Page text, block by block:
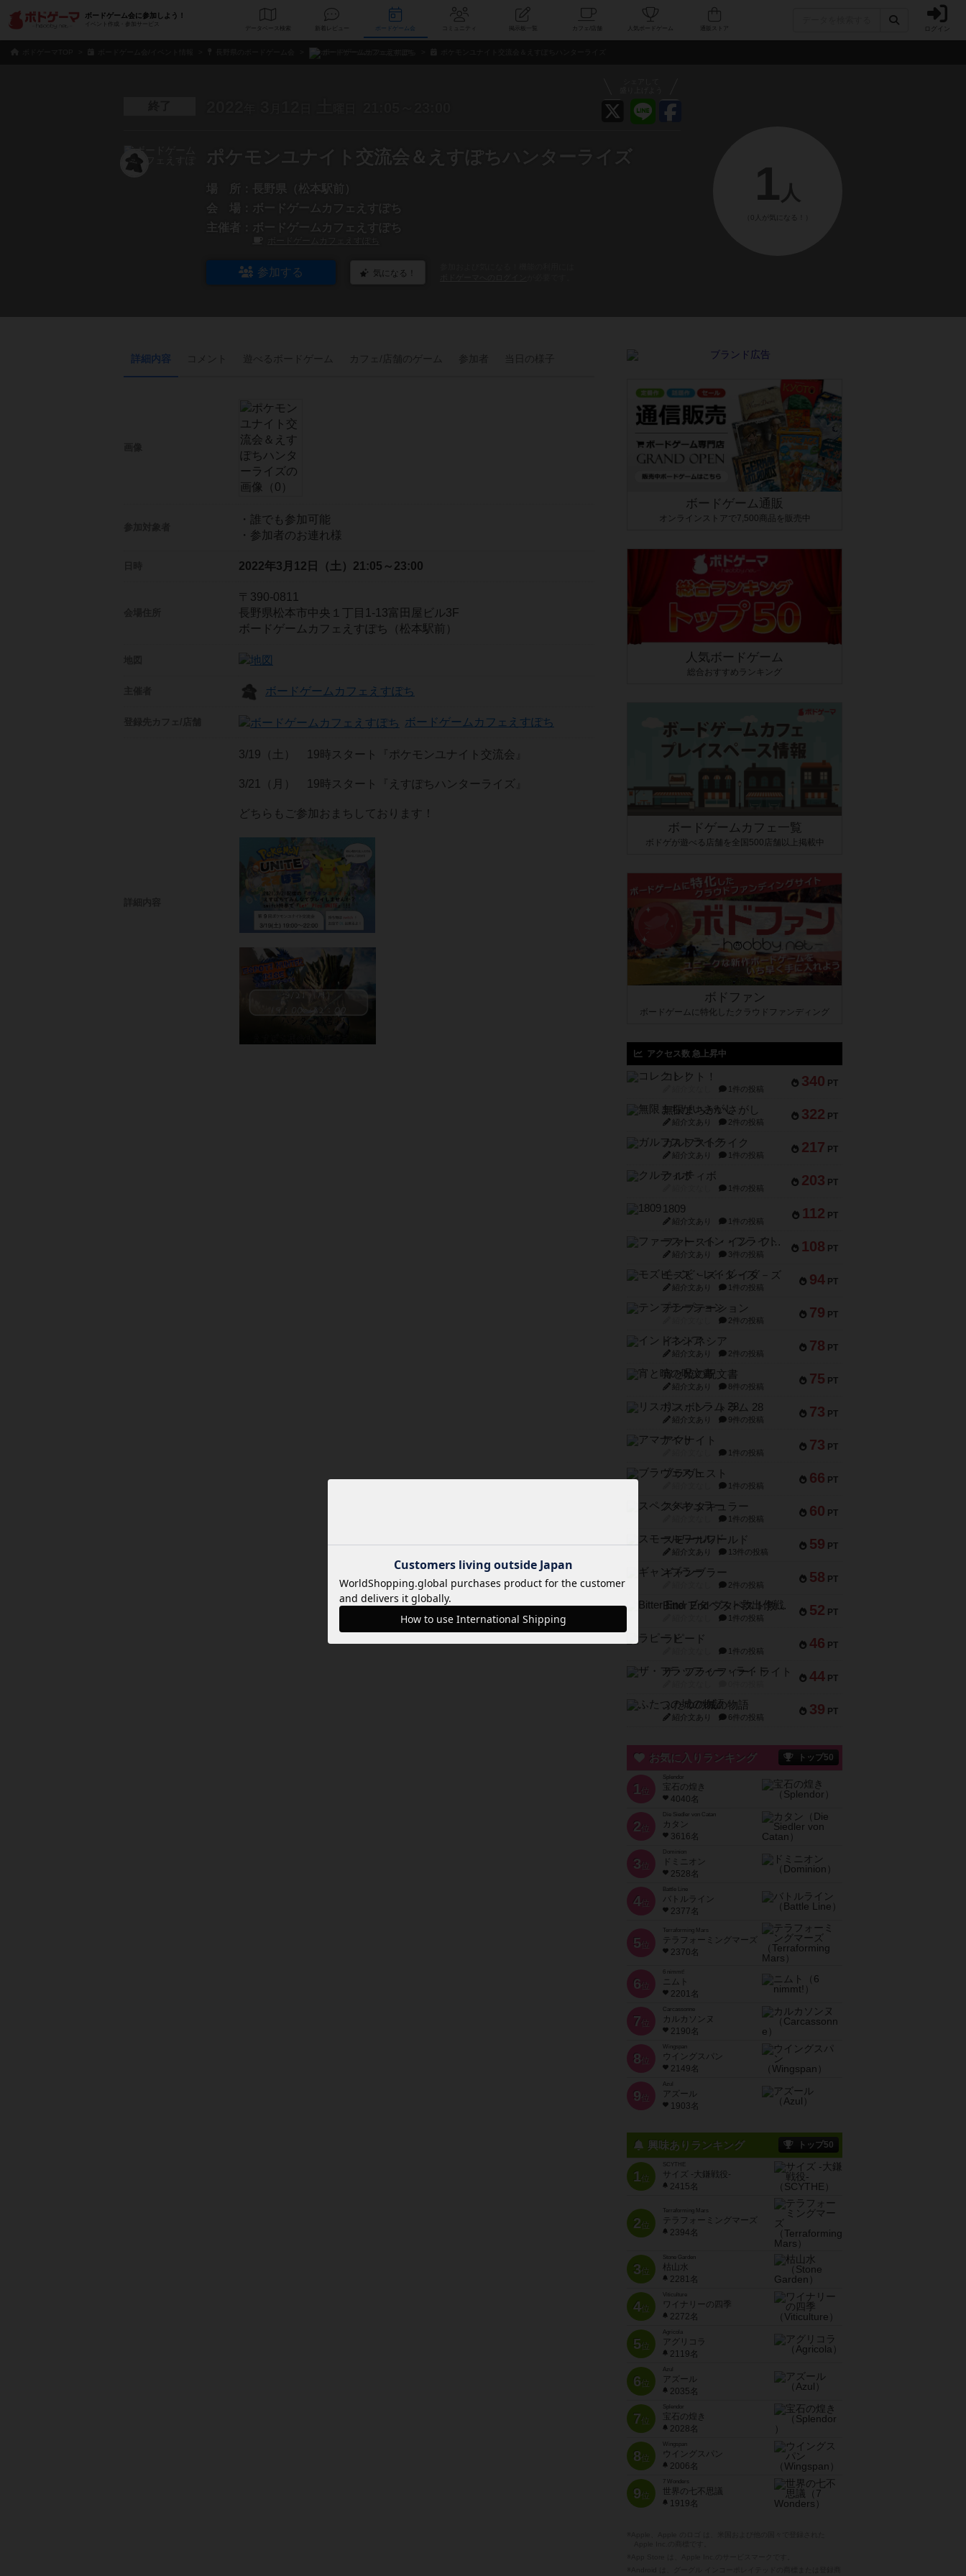
ボードゲーム会に参加しよう！
イベント作成・参加サービス
データベース 新着レビュー コミュニティ 人気ボードゲーム ログイン
ポケモンユナイト交流会＆えすぽちハンターライズ
場 所：
長野県（松本駅前）
会 場：
ボードゲームカフェえすぽち
主催者：
ボードゲームカフェえすぽち
参加する 気になる！
1 人
（0人が気になる！）
詳細内容 コメント 遊べる ボード ゲーム カフェ/ 店舗の ゲーム 参加者 当日の 様子
・誰でも参加可能
・参加者のお連れ様
2022年3月12日（土） 21:05～23:00
〒390-0811
長野県松本市中央１丁目1-13富田屋ビル3F
ボードゲームカフェえすぽち（松本駅前）
ボードゲームカフェえすぽち
ボードゲームカフェえすぽち
3/19（土） 19時スタート『ポケモンユナイト交流会』
3/21（月） 19時スタート『えすぽちハンターライズ』
どちらもご参加おまちしております！
ボードゲーム通販
オンラインストアで7,500商品を販売中
人気ボードゲーム
総合おすすめランキング
ボードゲームカフェ一覧
ボドゲが遊べる店舗を全国500店舗以上掲載中
ボドファン
ボードゲームに特化したクラウドファンディング
アクセス数 急上昇中
340 PT
コレクト！
1件の投稿
322 PT
無限まちがいさがし
紹介文あり 2件の投稿
217 PT
ガルフストライク
紹介文あり 1件の投稿
203 PT
クルティボ
1件の投稿
112 PT
1809
紹介文あり 1件の投稿
108 PT
ファースト・イン・フライト
紹介文あり 3件の投稿
94 PT
モズビ－ズ・レイダ－ズ
紹介文あり 1件の投稿
79 PT
テンプテーション
2件の投稿
78 PT
インドネシア
紹介文あり 2件の投稿
75 PT
宵と暁の呪文書
紹介文あり 8件の投稿
73 PT
リスボン・トラム 28
紹介文あり 9件の投稿
73 PT
アマナイト
1件の投稿
66 PT
ブラヴェスト
1件の投稿
60 PT
スペクタキュラー
1件の投稿
59 PT
スモールワールド
紹介文あり 13件の投稿
58 PT
ギャンブラー
2件の投稿
52 PT
Bitter End ブタペスト救出作戦
1件の投稿
46 PT
ラピード
1件の投稿
44 PT
ザ・フラッフィー・ライト
39 PT
ふたつの城の物語
紹介文あり 6件の投稿
お気に入りランキング トップ50
1位
Splendor
宝石の煌き
4040名
2位
Die Siedler von Catan
カタン
3616名
3位
Dominion
ドミニオン
2528名
4位
Battle Line
バトルライン
2377名
5位
Terraforming Mars
テラフォーミングマーズ
2370名
6位
6 nimmt!
ニムト
2201名
7位
Carcassonne
カルカソンヌ
2190名
8位
Wingspan
ウイングスパン
2149名
9位
Azul
アズール
1903名
興味ありランキング トップ50
1位
SCYTHE
サイズ -大鎌戦役-
2415名
2位
Terraforming Mars
テラフォーミングマーズ
2394名
3位
Stone Garden
枯山水
2281名
4位
Viticulture
ワイナリーの四季
2272名
5位
Agricola
アグリコラ
2119名
6位
Azul
アズール
2035名
7位
Splendor
宝石の煌き
2028名
8位
Wingspan
ウイングスパン
2006名
9位
7 Wonders
世界の七不思議
1919名